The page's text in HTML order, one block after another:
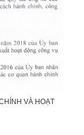
VÀ HOẠT